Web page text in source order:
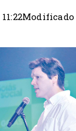
Modificado